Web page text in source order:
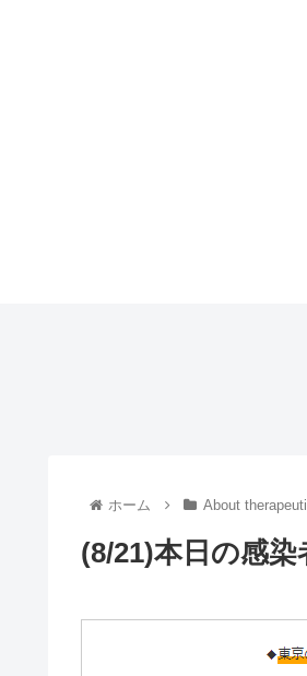
ホーム About
(8/21)本日の感染